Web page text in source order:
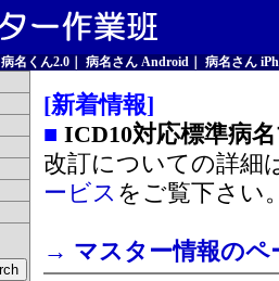
病名くん2.0 病名さん Android
病名さん
[新着情報]
■ ICD10対応標準病
改訂についての詳細
ービス をご覧下さい
→ マスター情報のペ